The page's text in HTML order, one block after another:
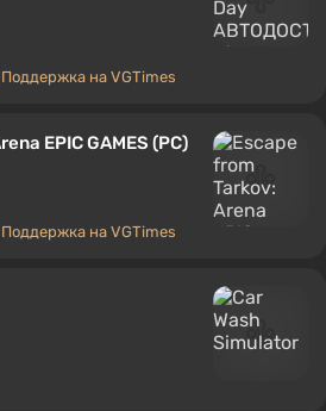
Поддержка на VGTimes
EPIC GAMES (PC)
Поддержка на VGTimes